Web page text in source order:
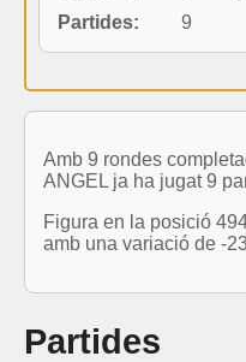
Partides:
9
Amb 9 rondes
ANGEL ja ha jugat 9
Figura en la posició
amb una variació de -
Partides